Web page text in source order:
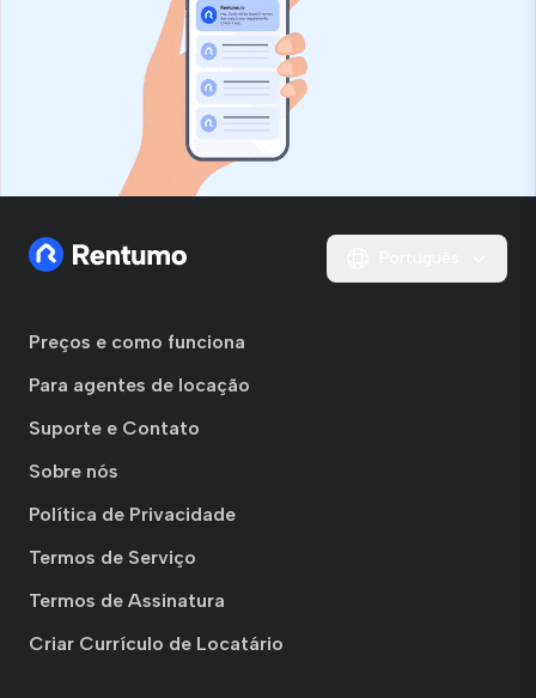
Preços e como funciona
Para agentes de locação
Suporte e Contato
Sobre nós
Política de Privacidade
Termos de Serviço
Termos de Assinatura
Criar Currículo de Locatário